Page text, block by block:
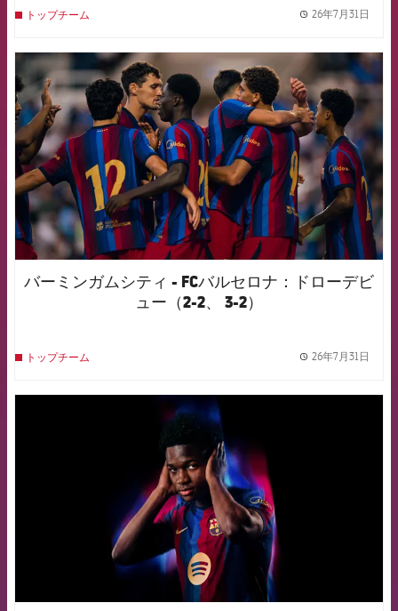
トップチーム 26年7月31日
FCB Barcelona badge
バーミンガムシティ - FCバルセロナ：ドローデビ
ュー（2-2、 3-2）
トップチーム 26年7月31日
FCB Barcelona badge